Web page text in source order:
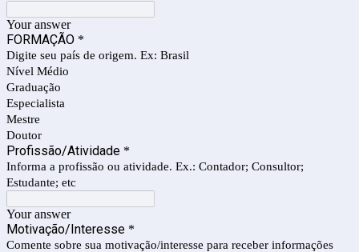
Your answer
FORMAÇÃO *
Digite seu país de origem. Ex: Brasil
Nível Médio
Graduação
Especialista
Mestre
Doutor
Profissão/Atividade *
Informa a profissão ou atividade. Ex.: Contador; Consultor;
Estudante; etc
Your answer
Motivação/Interesse *
Comente sobre sua motivação/interesse para receber informações